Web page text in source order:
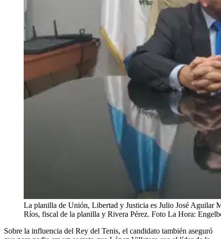
La planilla de Unión, Libertad y Justicia es Julio José Aguilar
Ríos, fiscal de la planilla y Rivera Pérez. Foto La Hora:
Sobre la influencia del Rey del Tenis, el candidato también aseguró